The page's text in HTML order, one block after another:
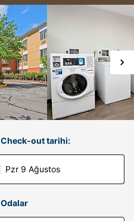
Check-out tarihi:
Pzr 9 Ağustos
Odalar